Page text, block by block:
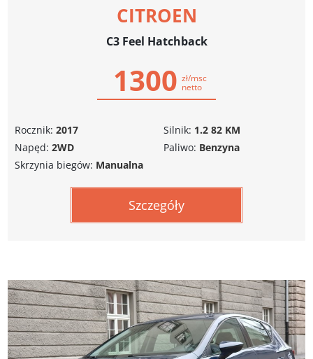
CITROEN
C3 Feel Hatchback
1300 zł/msc
netto
Rocznik: 2017
Napęd: 2WD
Silnik: 1.2 82 KM
Paliwo: Benzyna
Skrzynia biegów: Manualna
Szczegóły